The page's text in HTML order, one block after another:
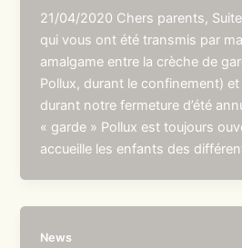
21/04/2020 Chers parents,
qui vous ont été transmis par
amalgame entre la crèche de
Pollux, durant le confinement)
durant notre fermeture d’été
« garde » Pollux est toujours
accueille les enfants des
News